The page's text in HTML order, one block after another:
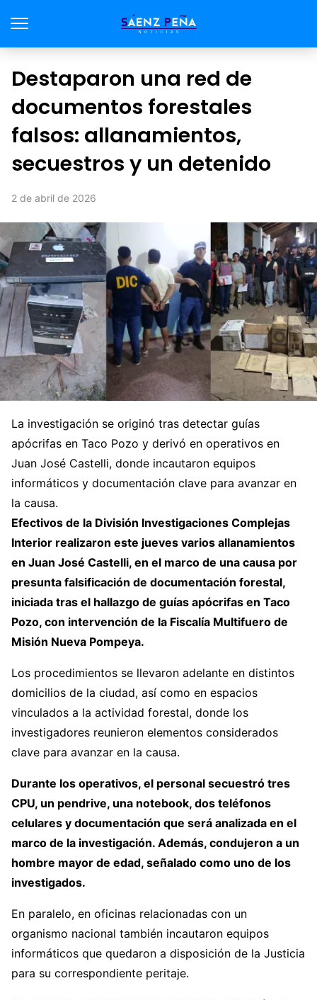
Destaparon una red de
documentos forestales
falsos: allanamientos,
secuestros y un detenido
2 de abril de 2026
La investigación se originó tras detectar guías
apócrifas en Taco Pozo y derivó en operativos en
Juan José Castelli, donde incautaron equipos
informáticos y documentación clave para avanzar en
la causa.
Efectivos de la División Investigaciones Complejas
Interior realizaron este jueves varios allanamientos
en Juan José Castelli, en el marco de una causa por
presunta falsificación de documentación forestal,
iniciada tras el hallazgo de guías apócrifas en Taco
Pozo, con intervención de la Fiscalía Multifuero de
Misión Nueva Pompeya.
Los procedimientos se llevaron adelante en distintos
domicilios de la ciudad, así como en espacios
vinculados a la actividad forestal, donde los
investigadores reunieron elementos considerados
clave para avanzar en la causa.
Durante los operativos, el personal secuestró tres
CPU, un pendrive, una notebook, dos teléfonos
celulares y documentación que será analizada en el
marco de la investigación. Además, condujeron a un
hombre mayor de edad, señalado como uno de los
investigados.
En paralelo, en oficinas relacionadas con un
organismo nacional también incautaron equipos
informáticos que quedaron a disposición de la Justicia
para su correspondiente peritaje.